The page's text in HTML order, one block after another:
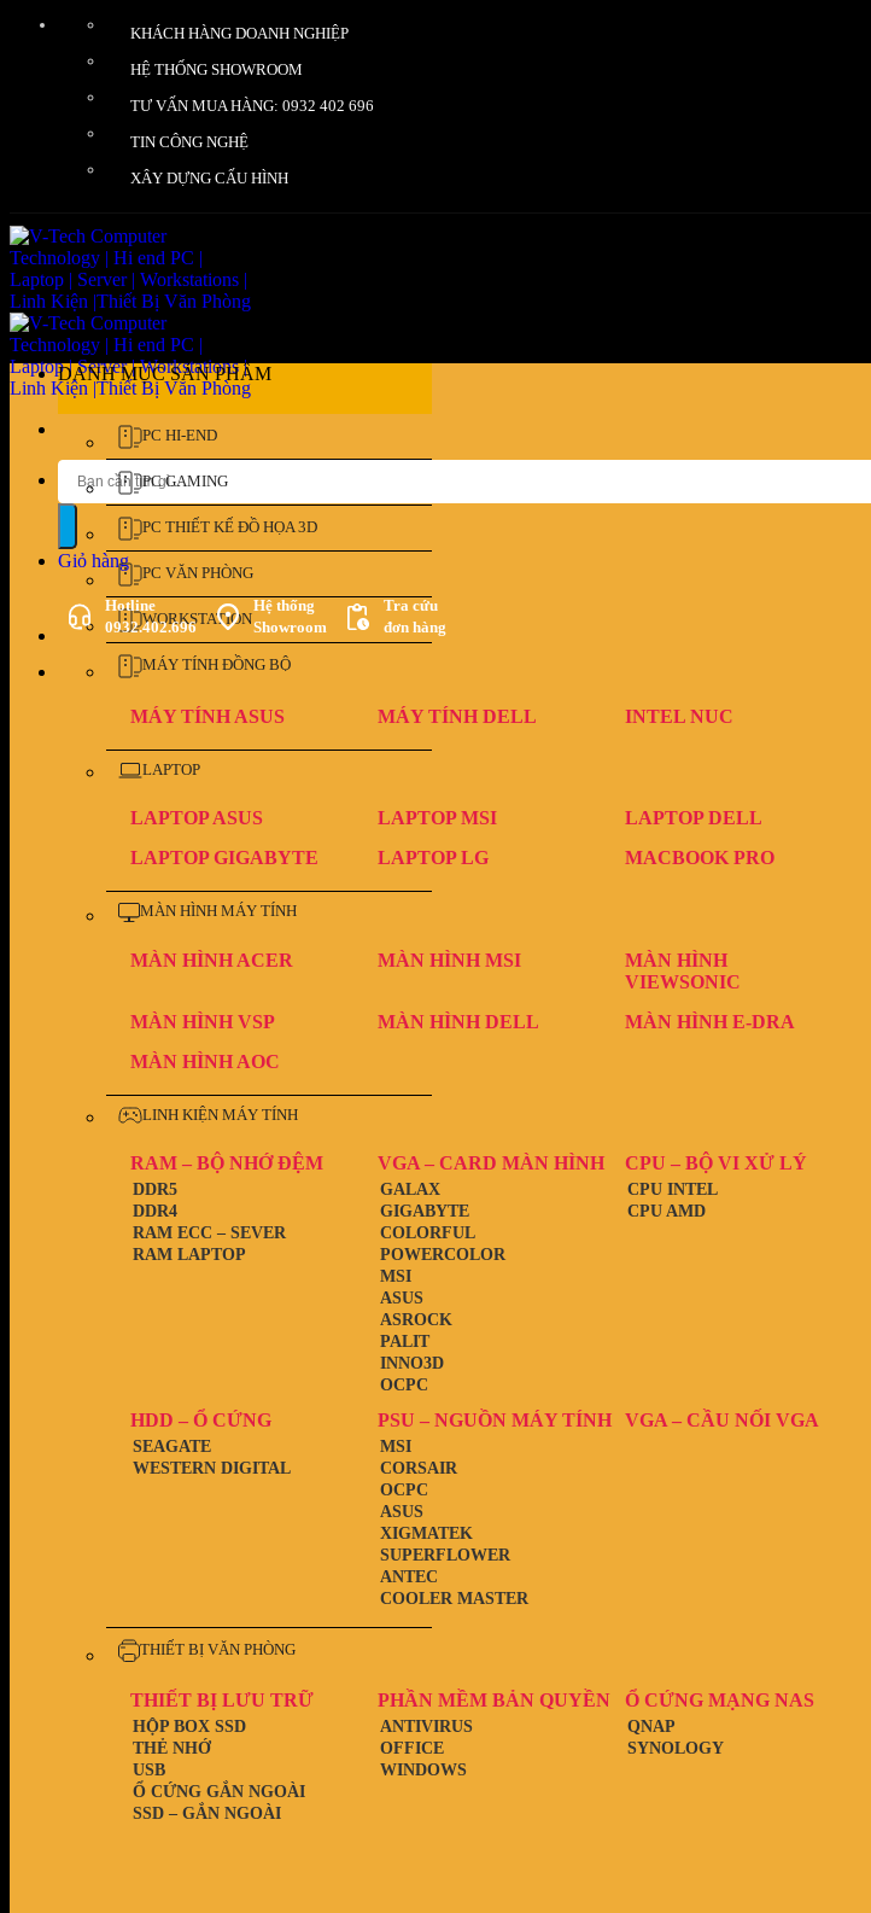
KHÁCH HÀNG DOANH NGHIỆP
HỆ THỐNG SHOWROOM
TƯ VẤN MUA HÀNG: 0932 402 696
TIN CÔNG NGHỆ
XÂY DỰNG CẤU HÌNH
Tìm
kiếm:
Giỏ hàng
Hotline
0932.402.696
Hệ thống
Showroom
Tra cứu
đơn hàng
DANH MỤC SẢN PHẨM
PC HI-END
PC GAMING
PC THIẾT KẾ ĐỒ HỌA 3D
PC VĂN PHÒNG
WORKSTATION
MÁY TÍNH ĐỒNG BỘ
MÁY TÍNH ASUS MÁY TÍNH DELL INTEL NUC
LAPTOP
LAPTOP ASUS LAPTOP MSI LAPTOP DELL
LAPTOP GIGABYTE
LAPTOP LG MACBOOK PRO
MÀN HÌNH MÁY TÍNH
MÀN HÌNH ACER MÀN HÌNH MSI
MÀN HÌNH
VIEWSONIC
MÀN HÌNH VSP MÀN HÌNH DELL MÀN HÌNH E-DRA
MÀN HÌNH AOC
LINH KIỆN MÁY TÍNH
RAM – BỘ NHỚ ĐỆM
RAM LAPTOP
RAM ECC – SEVER
DDR4
DDR5
VGA – CARD MÀN HÌNH
OCPC
INNO3D
PALIT
ASROCK
ASUS
MSI
POWERCOLOR
COLORFUL
GIGABYTE
GALAX
CPU – BỘ VI XỬ LÝ
CPU AMD
CPU INTEL
HDD – Ổ CỨNG
WESTERN DIGITAL
SEAGATE
PSU – NGUỒN MÁY TÍNH
COOLER MASTER
ANTEC
SUPERFLOWER
XIGMATEK
ASUS
OCPC
CORSAIR
MSI
VGA – CẦU NỐI VGA
THIẾT BỊ VĂN PHÒNG
THIẾT BỊ LƯU TRỮ
SSD – GẮN NGOÀI
Ổ CỨNG GẮN NGOÀI
USB
THẺ NHỚ
HỘP BOX SSD
PHẦN MỀM BẢN QUYỀN
WINDOWS
OFFICE
ANTIVIRUS
Ổ CỨNG MẠNG NAS
SYNOLOGY
QNAP